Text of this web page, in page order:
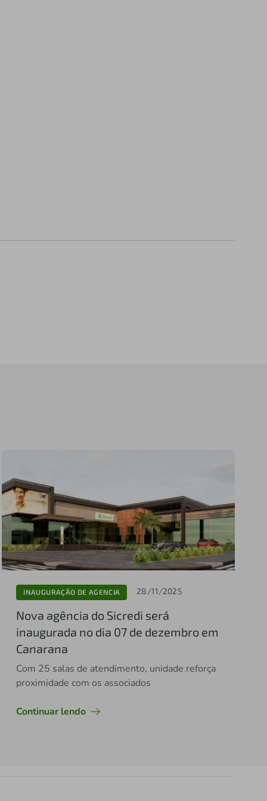
INAUGURAÇÃO DE AGENCIA 28/11/2025
Nova agência do Sicredi será
inaugurada no dia 07 de dezembro em
Canarana
Com 25 salas de atendimento, unidade reforça
proximidade com os associados
Continuar lendo